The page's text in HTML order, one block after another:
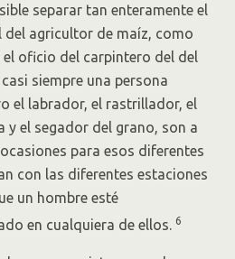
separar tan enteramente el
del agricultor de maíz, como
el oficio del carpintero del del
siempre una persona
el labrador, el rastrillador, el
y el segador del grano, son a
para esos diferentes
con las diferentes estaciones
un hombre esté
en cualquiera de ellos. 6